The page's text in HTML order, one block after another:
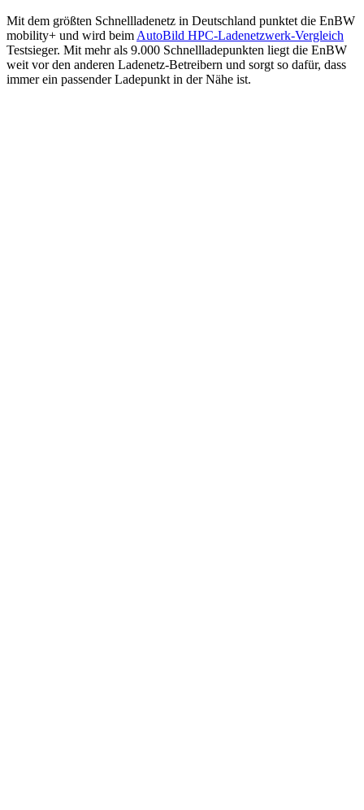
Mit dem größten Schnell­ladenetz in Deutsch­land punktet die EnBW
mobility+ und wird beim AutoBild HPC-Ladenetz­werk-Vergleich
Testsieger. Mit mehr als 9.000 Schnell­lade­punkten liegt die EnBW
weit vor den anderen Ladenetz-Betreibern und sorgt so dafür, dass
immer ein passender Ladepunkt in der Nähe ist.